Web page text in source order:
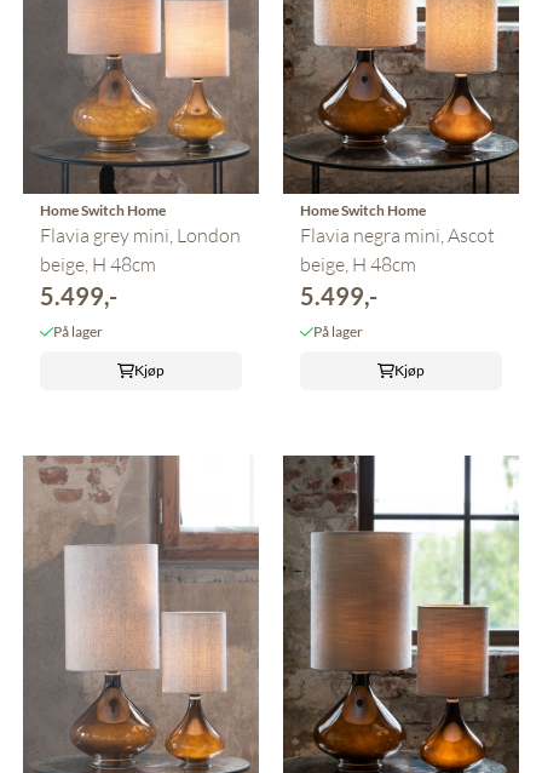
Home Switch Home
Flavia grey mini, London
beige, H 48cm
5.499,-
På lager
Kjøp
Home Switch Home
Flavia negra mini, Ascot
beige, H 48cm
5.499,-
På lager
Kjøp